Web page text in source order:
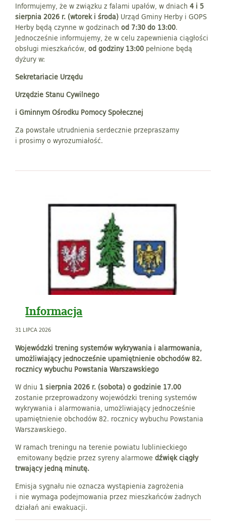
Informujemy, że w związku z falami upałów, w dniach4 i 5
sierpnia 2026 r. (wtorek i środa) Urząd Gminy Herby i GOPS
Herby będą czynne w godzinachod 7:30 do 13:00.
Jednocześnie informujemy, że w celu zapewnienia ciągłości
obsługi mieszkańców,od godziny 13:00 pełnione będą
dyżury w:
Sekretariacie Urzędu
Urzędzie Stanu Cywilnego
i Gminnym Ośrodku Pomocy Społecznej
Za powstałe utrudnienia serdecznie przepraszamy
i prosimy o wyrozumiałość.
Informacja
31 LIPCA 2026
Wojewódzki trening systemów wykrywania i alarmowania,
umożliwiający jednocześnie upamiętnienie obchodów 82.
rocznicy wybuchu Powstania Warszawskiego
W dniu 1 sierpnia 2026 r. (sobota) o godzinie 17.00
zostanie przeprowadzony wojewódzki trening systemów
wykrywania i alarmowania, umożliwiający jednocześnie
upamiętnienie obchodów 82. rocznicy wybuchu Powstania
Warszawskiego.
W ramach treningu na terenie powiatu lublinieckiego
emitowany będzie przez syreny alarmowedźwięk ciągły
trwający jedną minutę.
Emisja sygnału nie oznacza wystąpienia zagrożenia
i nie wymaga podejmowania przez mieszkańców żadnych
działań ani ewakuacji.